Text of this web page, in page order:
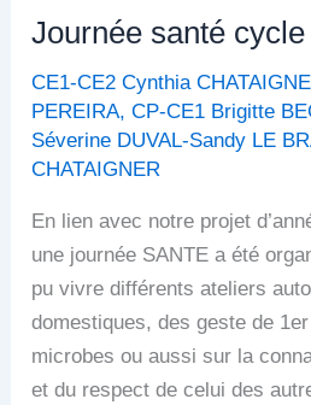
Journée santé
CE1-CE2 Cynthia
PEREIRA,CP-CE1 Brigitte
Séverine DUVAL-Sandy LE
CHATAIGNER
En lien avec notre projet
une journée SANTE a été
pu vivre différents ateliers
domestiques, des geste de
microbes ou aussi sur la
et du respect de celui des